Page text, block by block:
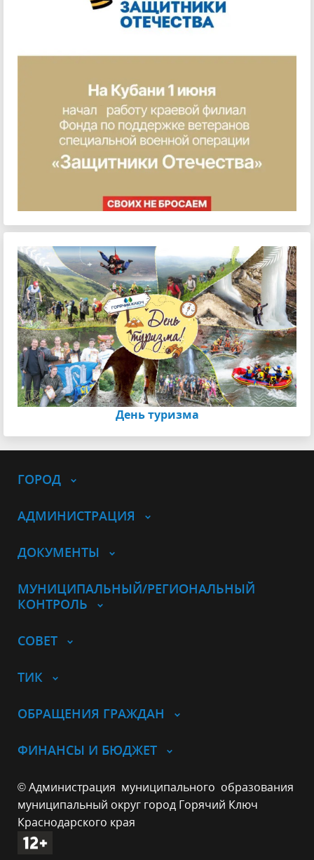
День туризма
ГОРОД
АДМИНИСТРАЦИЯ
ДОКУМЕНТЫ
МУНИЦИПАЛЬНЫЙ/РЕГИОНАЛЬНЫЙ
КОНТРОЛЬ
СОВЕТ
ТИК
ОБРАЩЕНИЯ ГРАЖДАН
ФИНАНСЫ И БЮДЖЕТ
© Администрация муниципального образования
муниципальный округ город Горячий Ключ
Краснодарского края